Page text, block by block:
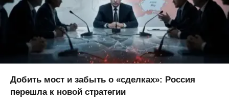
Добить мост и забыть о «сделках»: Россия
перешла к новой стратегии